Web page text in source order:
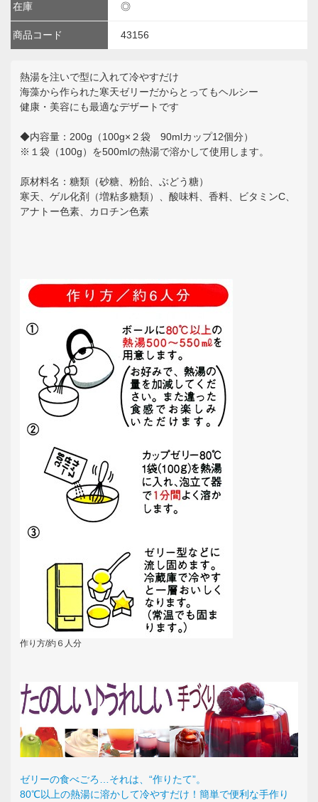
在庫 ◎
商品コード 43156
熱湯を注いで型に入れて冷やすだけ
海藻から作られた寒天ゼリーだからとってもヘルシー
健康・美容にも最適なデザートです
◆内容量：200g（100g×２袋 90mlカップ12個分）
※１袋（100g）を500mlの熱湯で溶かして使用します。
原材料名：糖類（砂糖、粉飴、ぶどう糖）
寒天、ゲル化剤（増粘多糖類）、酸味料、香料、ビタミンC、
アナトー色素、カロチン色素
作り方/約６人分
ゼリーの食べごろ…それは、“作りたて”。
80℃以上の熱湯に溶かして冷やすだけ！簡単で便利な手作り